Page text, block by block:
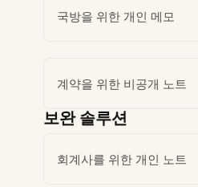
국방을 위한 개인 메모
계약을 위한 비공개 노트
보완 솔루션
회계사를 위한 개인 노트